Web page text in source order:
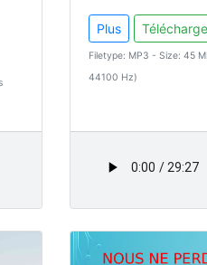
Plus
Filetype: MP3 - Size: 45
44100 Hz)